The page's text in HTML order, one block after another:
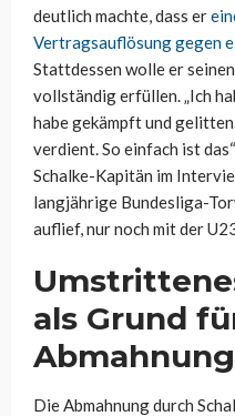
deutlich machte, dass er
Vertragsauflösung gegen
Stattdessen wolle er
vollständig erfüllen. „Ich
habe gekämpft und
verdient. So einfach ist
Schalke-Kapitän im
langjährige Bundesliga-
auflief, nur noch mit der
als Grund
Die Abmahnung durch